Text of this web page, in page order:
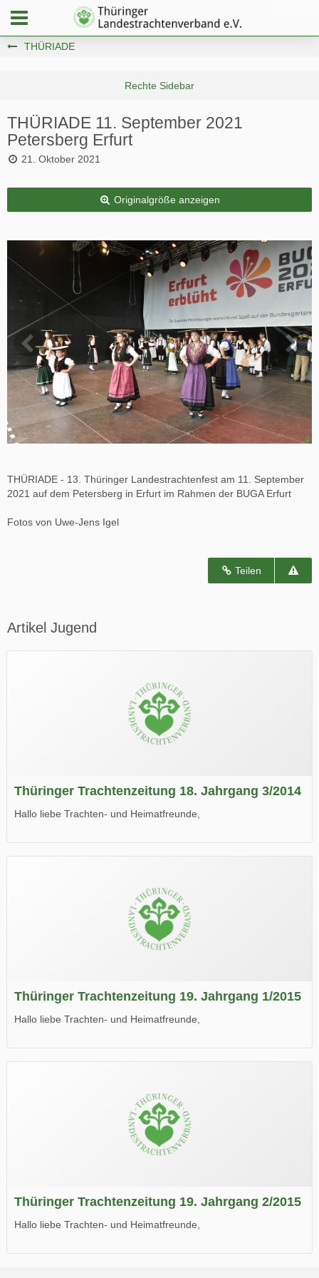
THÜRIADE
THÜRIADE 11. September 2021
Petersberg Erfurt
21. Oktober 2021
Originalgröße anzeigen
THÜRIADE - 13. Thüringer Landestrachtenfest am 11. September
2021 auf dem Petersberg in Erfurt im Rahmen der BUGA Erfurt
Fotos von Uwe-Jens Igel
Teilen
Artikel Jugend
Thüringer Trachtenzeitung 18. Jahrgang 3/2014
Hallo liebe Trachten- und Heimatfreunde,
Wir wünschen Euch viel Spaß beim Lesen.
Thüringer Trachtenzeitung 19. Jahrgang 1/2015
Hallo liebe Trachten- und Heimatfreunde,
Wir wünschen Euch viel Spaß beim Lesen.
Thüringer Trachtenzeitung 19. Jahrgang 2/2015
Hallo liebe Trachten- und Heimatfreunde,